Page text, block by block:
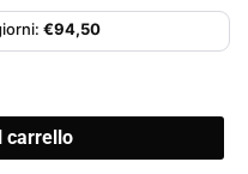
€94,50
carrello